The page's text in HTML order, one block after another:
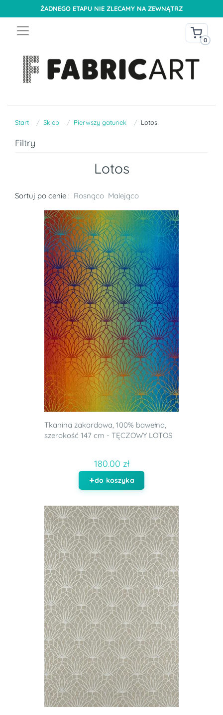
ŻADNEGO ETAPU NIE ZLECAMY NA ZEWNĄTRZ
0
Start Sklep Pierwszy gatunek Lotos
Filtry
Lotos
Sortuj po cenie : Rosnąco Malejąco
Tkanina żakardowa, 100% bawełna,
szerokość 147 cm - TĘCZOWY LOTOS
180.00 zł
do koszyka